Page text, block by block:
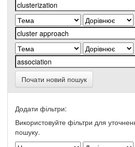
Почати новий пошук
Додати фільтри:
Використовуйте фільтри для
пошуку.